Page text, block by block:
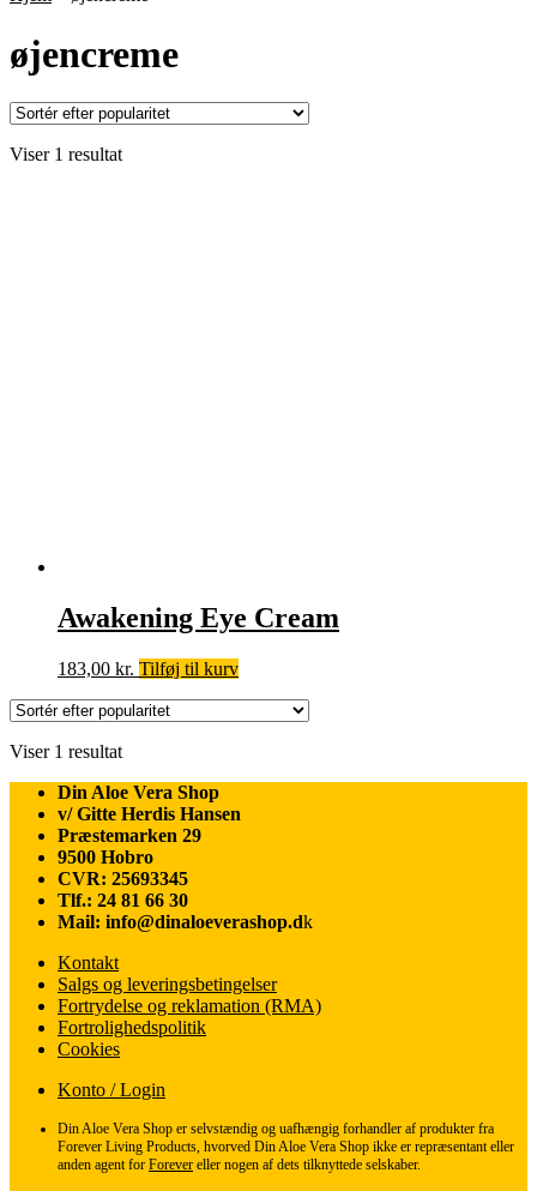
øjencreme
Viser 1 resultat
Awakening Eye Cream
183,00 kr. Tilføj til kurv
Viser 1 resultat
Din Aloe Vera Shop
v/ Gitte Herdis Hansen
Præstemarken 29
9500 Hobro
CVR: 25693345
Tlf.: 24 81 66 30
Mail: info@dinaloeverashop.dk
Kontakt
Salgs og leveringsbetingelser
Fortrydelse og reklamation (RMA)
Fortrolighedspolitik
Cookies
Konto / Login
Din Aloe Vera Shop er selvstændig og uafhængig forhandler af produkter fra
Forever Living Products, hvorved Din Aloe Vera Shop ikke er repræsentant eller
anden agent for Forever eller nogen af dets tilknyttede selskaber.